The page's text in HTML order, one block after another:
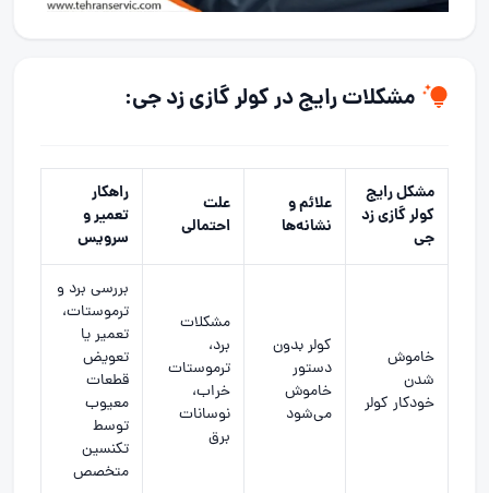
مشکلات رایج در کولر گازی زد جی:
مشکل رایج
کولر گازی زد
جی
علائم و
نشانه‌ها
علت
احتمالی
راهکار
تعمیر و
سرویس
خاموش
شدن
خودکار کولر
کولر بدون
دستور
خاموش
می‌شود
مشکلات
برد،
ترموستات
خراب،
نوسانات
برق
بررسی برد و
ترموستات،
تعمیر یا
تعویض
قطعات
معیوب
توسط
تکنسین
متخصص